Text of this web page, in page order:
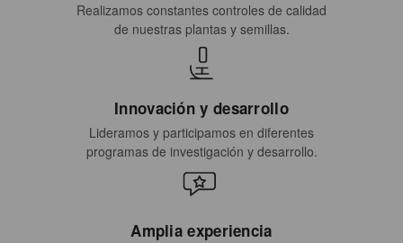
Realizamos constantes controles de calidad
de nuestras plantas y semillas.
Innovación y desarrollo
Lideramos y participamos en diferentes
programas de investigación y desarrollo.
Amplia experiencia